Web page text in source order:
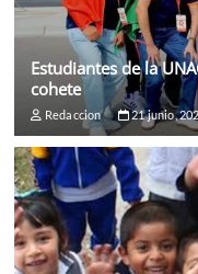
Estudiantes de la
cohete
Redaccion 21 junio,